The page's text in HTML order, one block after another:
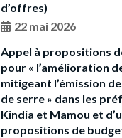
d’offres)
22 mai 2026
Appel à propositions
pour « l’amélioration
mitigeant l’émission
de serre » dans les
Kindia et Mamou et
propositions de